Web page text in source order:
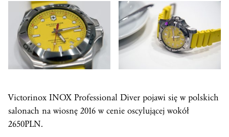
Victorinox INOX Professional Diver pojawi się w polskich
salonach na wiosnę 2016 w cenie oscylującej wokół
2650PLN.